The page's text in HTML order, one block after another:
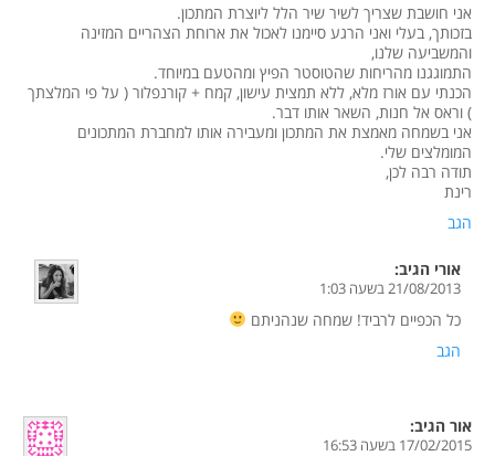
אני חושבת שצריך לשיר שיר הלל ליוצרת המתכון.
בזכותך, בעלי ואני הרגע סיימנו לאכול את ארוחת הצהריים המזינה
והמשביעה שלנו,
התמוגגנו מהריחות שהטוסטר הפיץ ומהטעם במיוחד.
הכנתי עם אורז מלא, ללא תמצית עישון, קמח + קורנפלור ( על פי המלצתך
) וראס אל חנות, השאר אותו דבר.
אני בשמחה מאמצת את המתכון ומעבירה אותו למחברת המתכונים
המומלצים שלי.
תודה רבה לכן,
רינת
הגב
אורי הגיב:
21/08/2013 בשעה 1:03
כל הכפיים לרביד! שמחה שנהניתם
הגב
אור הגיב:
17/02/2015 בשעה 16:53